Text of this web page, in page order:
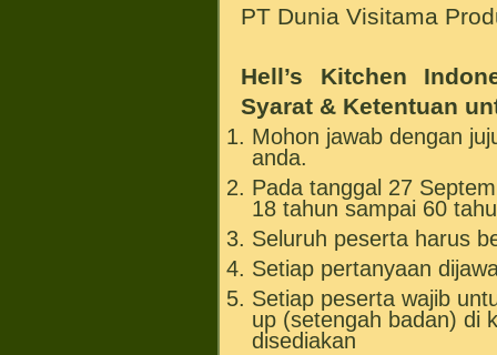
PT Dunia Visitama
Hell’s Kitchen
Syarat & Ketentuan
Mohon jawab dengan
anda.
Pada tanggal 27
18 tahun sampai 60
Seluruh peserta harus
Setiap pertanyaan
Setiap peserta wajib
up (setengah badan) di
disediakan